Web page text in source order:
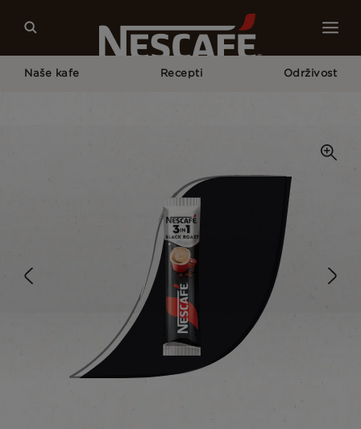
Naše kafe Recepti Održivost